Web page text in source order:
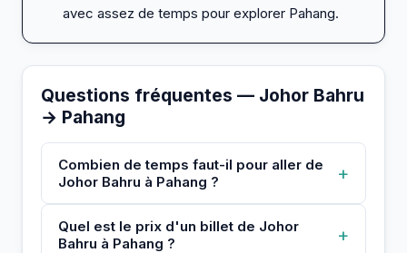
avec assez de temps pour explorer Pahang.
Questions fréquentes — Johor Bahru
→ Pahang
Combien de temps faut-il pour aller de
Johor Bahru à Pahang ?
+
Quel est le prix d'un billet de Johor
Bahru à Pahang ?
+